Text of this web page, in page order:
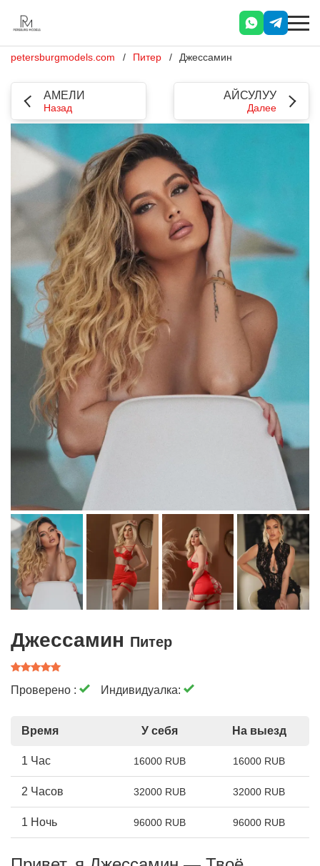
petersburgmodels.com Питер Джессамин
АМЕЛИ
Назад
АЙСУЛУУ
Далее
Джессамин Питер
Проверено : Индивидуалка:
Время У себя На выезд
1 Час 16000 RUB 16000 RUB
2 Часов 32000 RUB 32000 RUB
1 Ночь 96000 RUB 96000 RUB